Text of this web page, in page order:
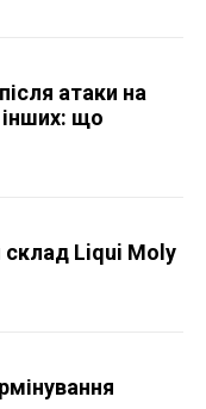
атаки на
інших: що
Liqui Moly